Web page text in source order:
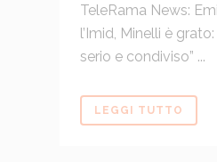
TeleRama News:
l’Imid, Minelli è
serio e condiviso” ...
LEGGI TUTTO